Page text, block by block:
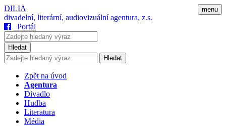
menu
DILIA
divadelní, literární, audiovizuální agentura, z.s.
Portál
Hledat
Hledat
Zpět na úvod
Agentura
Divadlo
Hudba
Literatura
Média